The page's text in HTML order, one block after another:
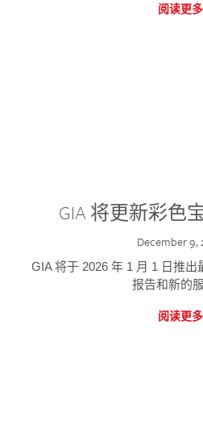
阅读更多
GIA 将更新彩色
December 9,
GIA 将于 2026 年 1 月 1 日推
报告和新的服
阅读更多